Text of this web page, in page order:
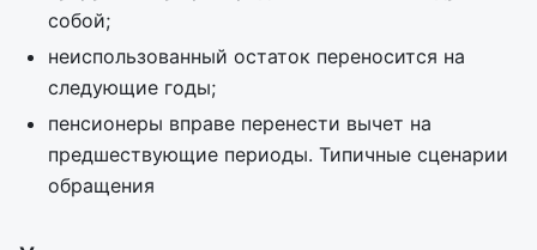
собой;
неиспользованный остаток переносится на
следующие годы;
пенсионеры вправе перенести вычет на
предшествующие периоды. Типичные сценарии
обращения